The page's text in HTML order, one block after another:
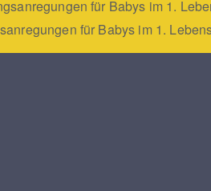
für Babys im 1.
für Babys im 1.